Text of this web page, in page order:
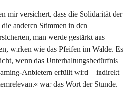
mir versichert, dass die Solidarität der
anderen Stimmen in den
man werde gestärkt aus
wirken wie das Pfeifen im Walde. Es
wenn das Unterhaltungsbedürfnis
Anbietern erfüllt wird – indirekt
war das Wort der Stunde.